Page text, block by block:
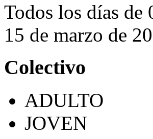
Todos los días de
15 de marzo de
Colectivo
ADULTO
JOVEN